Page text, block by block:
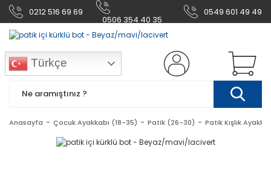
0212 516 69 69
0506 354 40 35
0549 601 49 49
Türkçe
Anasayfa Çocuk Ayakkabı (18-35) Patik (26-30) Patik Kışlık